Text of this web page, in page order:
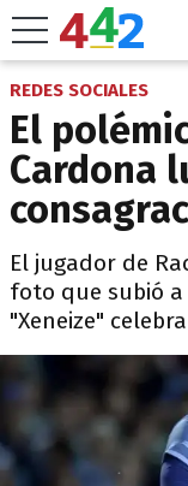
REDES SOCIALES
El
Cardona
El jugador de
foto que subió
"Xeneize"